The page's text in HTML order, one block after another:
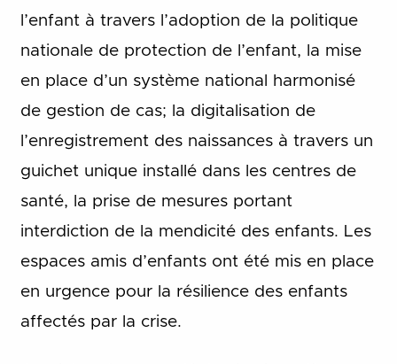
l’enfant à travers l’adoption de la politique
nationale de protection de l’enfant, la mise
en place d’un système national harmonisé
de gestion de cas; la digitalisation de
l’enregistrement des naissances à travers un
guichet unique installé dans les centres de
santé, la prise de mesures portant
interdiction de la mendicité des enfants. Les
espaces amis d’enfants ont été mis en place
en urgence pour la résilience des enfants
affectés par la crise.